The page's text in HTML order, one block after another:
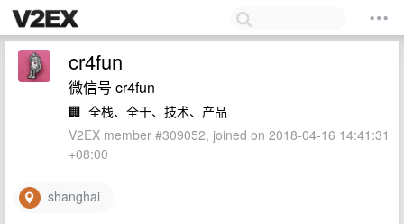
cr4fun
微信号 cr4fun
🏢 全栈、全干、技术、产品
V2EX member #309052, joined on 2018-04-16 14:41:31
+08:00
shanghai